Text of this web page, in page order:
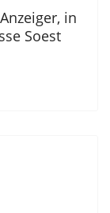
in
Soest